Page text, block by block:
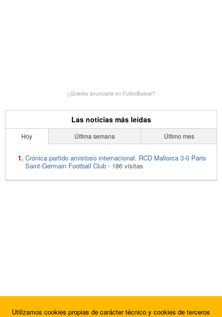
¿Quieres anunciarte en FutbolBalear?
Las noticias más leídas
Hoy Última semana Último mes
Crónica partido amistoso internacional: RCD Mallorca 3-0 Paris
Saint-Germain Football Club - 186 visitas
Utilizamos cookies propias de carácter técnico y cookies de terceros